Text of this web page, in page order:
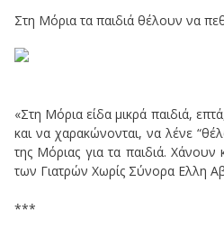
Στη Μόρια τα παιδιά θέλουν να
«Στη Μόρια είδα μικρά παιδιά,
και να χαρακώνονται, να λένε
της Μόριας για τα παιδιά.
των Γιατρών Χωρίς Σύνορα Ελλη
***